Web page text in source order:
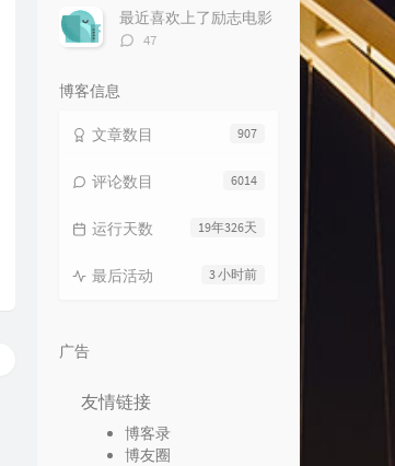
数：
最近喜欢上了励志电影
评
47
博客信息
907
文章数目
6014
评论数目
19年326天
运行天数
3 小时前
最后活动
广告
友情链接
博客录
博友圈